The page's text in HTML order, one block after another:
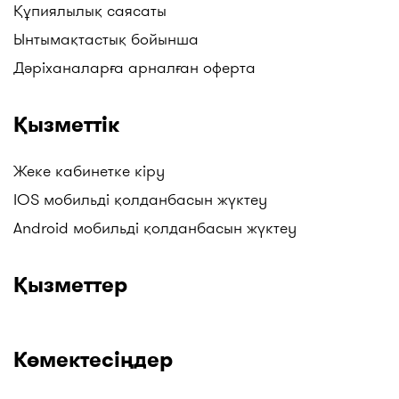
Құпиялылық саясаты
Ынтымақтастық бойынша
Дәріханаларға арналған оферта
Қызметтік
Жеке кабинетке кіру
IOS мобильді қолданбасын жүктеу
Android мобильді қолданбасын жүктеу
Қызметтер
Көмектесіңдер